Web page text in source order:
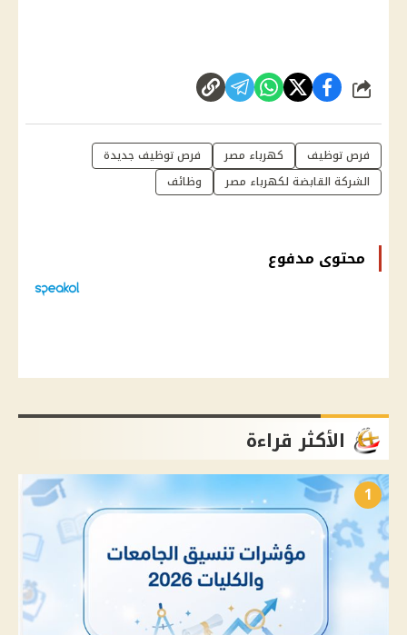
شارك
فرص توظيف كهرباء مصر
فرص توظيف جديدة
الشركة القابضة لكهرباء مصر
وظائف
محتوى مدفوع
الأكثر قراءة
1